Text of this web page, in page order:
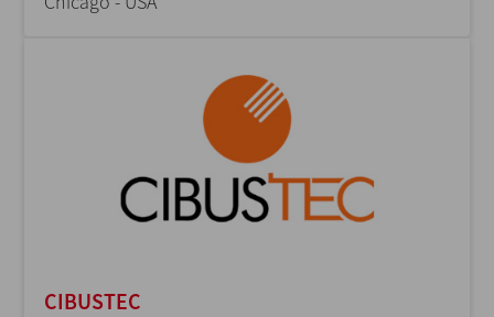
CIBUSTEC